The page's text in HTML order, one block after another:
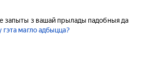
запыты з вашай прылады падобныя да
гэта магло адбыцца?